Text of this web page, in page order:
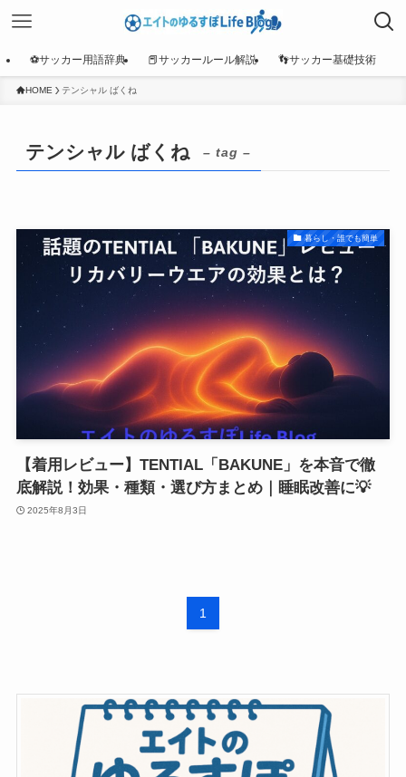
⚽サッカー用語辞典 📕サッカールール解説 👣サッカー基礎技術
HOME テンシャル ばくね
テンシャル ばくね – tag –
暮らし・誰でも簡単
【着用レビュー】TENTIAL「BAKUNE」を本音で徹
底解説！効果・種類・選び方まとめ｜睡眠改善に💡
2025年8月3日
1